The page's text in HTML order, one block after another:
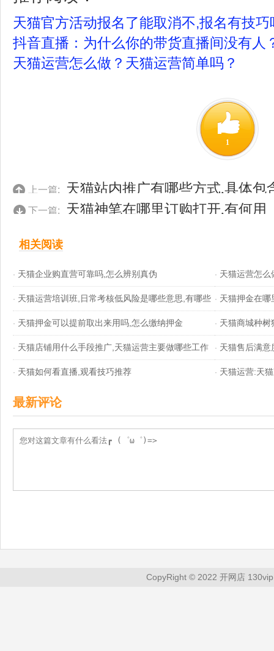
天猫官方活动报名了能取消不,报名有技巧
抖音直播：为什么你的带货直播间没有人
天猫运营怎么做？天猫运营简单吗？
1
上一篇: 天猫站内推广有哪些方式,具体包
下一篇: 天猫神笔在哪里订购打开,有何用
相关阅读
· 天猫企业购直营可靠吗,怎么辨别真伪 · 天猫运营怎
用
· 天猫运营培训班,日常考核低风险是哪些意思,有哪些
用
· 天猫押金在哪
· 天猫押金可以提前取出来用吗,怎么缴纳押金 · 天猫商城种树
· 天猫店铺用什么手段推广,天猫运营主要做哪些工作 · 天猫售后满
· 天猫如何看直播,观看技巧推荐 · 天猫运营:天
最新评论
CopyRight © 2022 开网店